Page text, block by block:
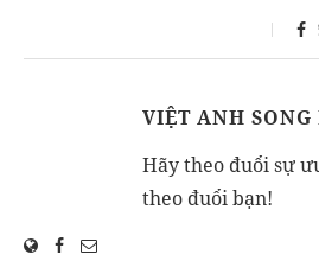
VIỆT ANH SONG
Hãy theo đuổi sự
theo đuổi bạn!